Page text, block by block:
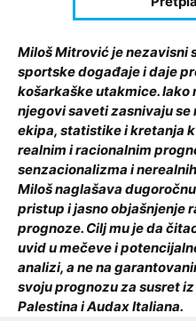
Miloš Mitrović je nezavisni
sportske događaje i daje
košarkaške utakmice. Iako
njegovi saveti zasnivaju
ekipa, statistike i kretanja
realnim i racionalnim
senzacionalizma i
Miloš naglašava
pristup i jasno objašnjenje
prognoze. Cilj mu je da
uvid u mečeve i
analizi, a ne na
svoju prognozu za susret
Palestina i Audax Italiana.